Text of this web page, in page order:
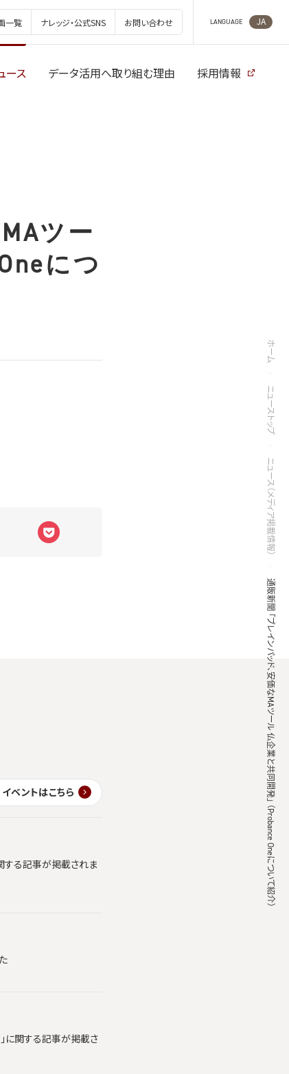
一覧 ナレッジ・公式SNS お問い合わせ LANGUAGE JA
ース データ活用へ取り組む理由 採用情報
ツー
につ
ホーム
ニューストップ
ニュース（メディア掲載情報）
通販新聞 「ブレインパッド、安価なMAツール 仏企業と共同開発」 （Probance Oneについて紹介）
イベントはこちら
する記事が掲載されま
に関する記事が掲載さ